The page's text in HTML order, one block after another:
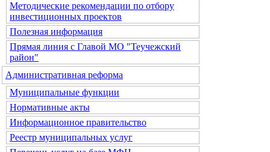
Методические рекомендации по отбору
инвестиционных проектов
Полезная информация
Прямая линия с Главой МО "Теучежский
район"
Административная реформа
Муниципальные функции
Нормативные акты
Информационное правительство
Реестр муниципальных услуг